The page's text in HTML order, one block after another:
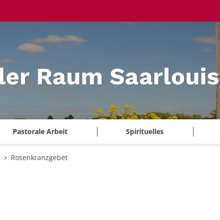
Raum Saarlouis
Pastorale Arbeit Spirituelles
Rosenkranzgebet